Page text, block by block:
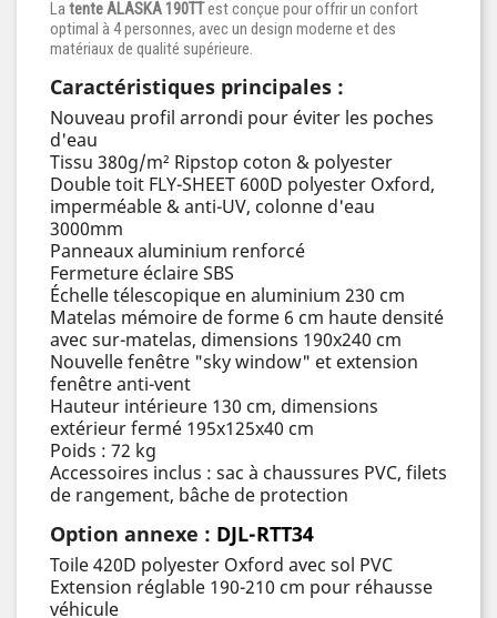
Latente ALASKA 190TTest conçue pour offrir un confort
optimal à 4 personnes, avec un design moderne et des
matériaux de qualité supérieure.
Caractéristiques principales :
Nouveau profil arrondi pour éviter les poches
d'eau
Tissu 380g/m² Ripstop coton & polyester
Double toit FLY-SHEET 600D polyester Oxford,
imperméable & anti-UV, colonne d'eau
3000mm
Panneaux aluminium renforcé
Fermeture éclaire SBS
Échelle télescopique en aluminium 230 cm
Matelas mémoire de forme 6 cm haute densité
avec sur-matelas, dimensions 190x240 cm
Nouvelle fenêtre "sky window" et extension
fenêtre anti-vent
Hauteur intérieure 130 cm, dimensions
extérieur fermé 195x125x40 cm
Poids : 72 kg
Accessoires inclus : sac à chaussures PVC, filets
de rangement, bâche de protection
Option annexe : DJL-RTT34
Toile 420D polyester Oxford avec sol PVC
Extension réglable 190-210 cm pour réhausse
véhicule